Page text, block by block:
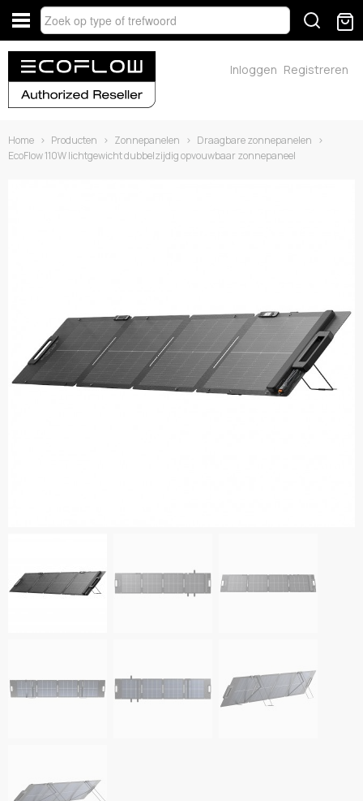
Inloggen Registreren
Home › Producten › Zonnepanelen › Draagbare zonnepanelen ›
EcoFlow 110W lichtgewicht dubbelzijdig opvouwbaar zonnepaneel